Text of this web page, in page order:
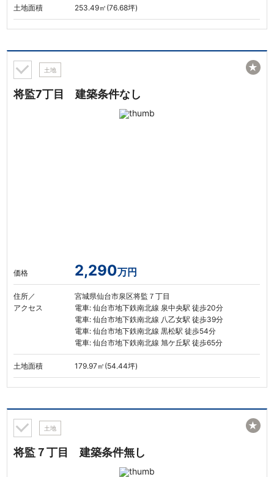
土地面積 253.49㎡(76.68坪)
土地
将監7丁目 建築条件なし
価格 2,290万円
住所／
アクセス
宮城県仙台市泉区将監７丁目
電車: 仙台市地下鉄南北線 泉中央駅 徒歩20分
電車: 仙台市地下鉄南北線 八乙女駅 徒歩39分
電車: 仙台市地下鉄南北線 黒松駅 徒歩54分
電車: 仙台市地下鉄南北線 旭ケ丘駅 徒歩65分
土地面積 179.97㎡(54.44坪)
★
土地
将監７丁目 建築条件無し
★